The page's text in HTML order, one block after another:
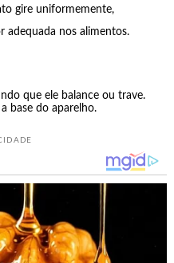
gire uniformemente,
adequada nos alimentos.
que ele balance ou trave.
base do aparelho.